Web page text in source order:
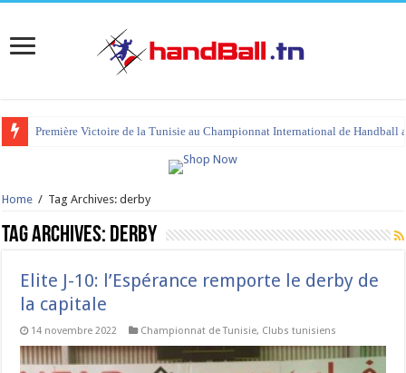
tournoi international Hammamet 2023 : programme et liste des joueurs
Home / Tag Archives: derby
Tag Archives: derby
Elite J-10: l’Espérance remporte le derby de
la capitale
14 novembre 2022 Championnat de Tunisie, Clubs tunisiens